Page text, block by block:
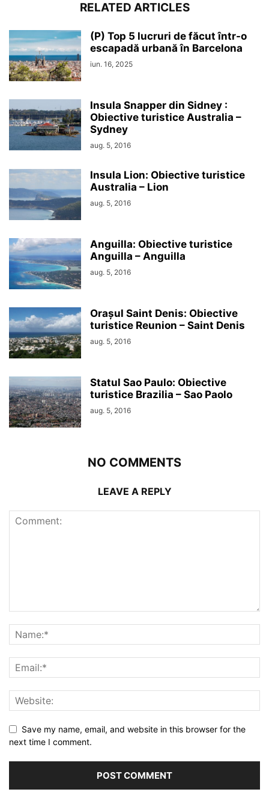
RELATED ARTICLES
(P) Top 5 lucruri de făcut într-o
escapadă urbană în Barcelona
iun. 16, 2025
Insula Snapper din Sidney :
Obiective turistice Australia –
Sydney
aug. 5, 2016
Insula Lion: Obiective turistice
Australia – Lion
aug. 5, 2016
Anguilla: Obiective turistice
Anguilla – Anguilla
aug. 5, 2016
Orașul Saint Denis: Obiective
turistice Reunion – Saint Denis
aug. 5, 2016
Statul Sao Paulo: Obiective
turistice Brazilia – Sao Paolo
aug. 5, 2016
NO COMMENTS
LEAVE A REPLY
Save my name, email, and website in this browser for the
next time I comment.